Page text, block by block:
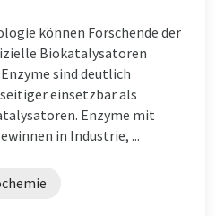
können Forschende der
Biokatalysatoren
sind deutlich
einsetzbar als
Enzyme mit
in Industrie, ...